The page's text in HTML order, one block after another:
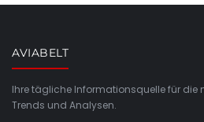
AVIABELT
Ihre tägliche Informationsquelle für die
Trends und Analysen.